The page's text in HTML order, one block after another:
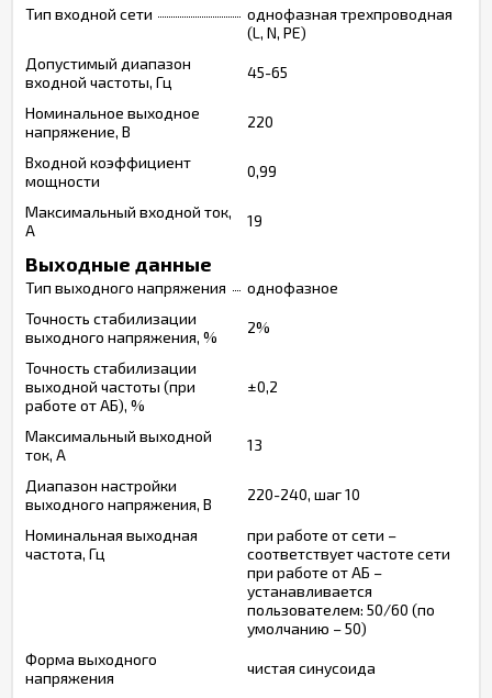
Тип входной сети
однофазная трехпроводная
(L, N, PE)
Допустимый диапазон
входной частоты, Гц
45-65
Номинальное выходное
напряжение, В
220
Входной коэффициент
мощности
0,99
Максимальный входной ток,
А
19
Выходные данные
Тип выходного напряжения
однофазное
Точность стабилизации
выходного напряжения, %
2%
Точность стабилизации
выходной частоты (при
работе от АБ), %
±0,2
Максимальный выходной
ток, А
13
Диапазон настройки
выходного напряжения, В
220-240, шаг 10
Номинальная выходная
частота, Гц
при работе от сети –
соответствует частоте сети
при работе от АБ –
устанавливается
пользователем: 50/60 (по
умолчанию – 50)
Форма выходного
напряжения
чистая синусоида